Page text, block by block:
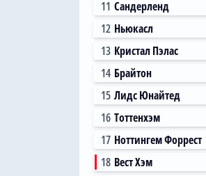
11 Сандерленд
12 Ньюкасл
13 Кристал Пэлас
14 Брайтон
15 Лидс Юнайтед
16 Тоттенхэм
17 Ноттингем Форрест
18 Вест Хэм